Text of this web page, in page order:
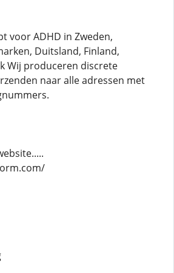
voor ADHD in Zweden,
Duitsland, Finland,
Wij produceren discrete
naar alle adressen met